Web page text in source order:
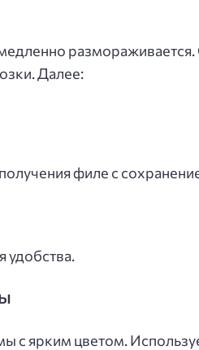
размораживается.
Далее:
филе с
удобства.
с ярким цветом.